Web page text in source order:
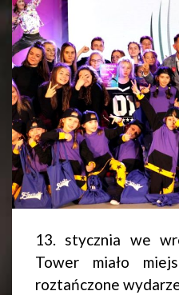
13. stycznia we
Tower miało
roztańczone